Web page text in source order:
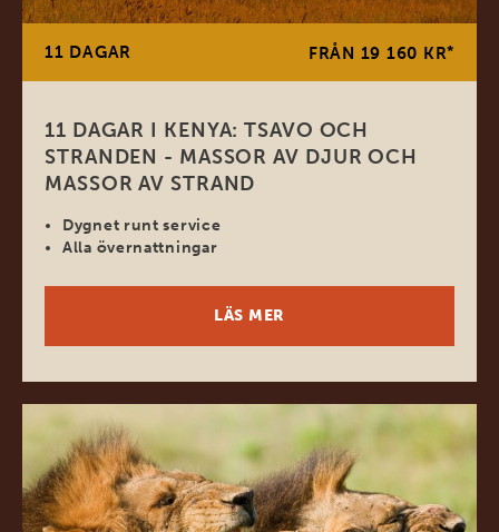
11 DAGAR FRÅN 19 160 KR*
11 DAGAR I KENYA: TSAVO OCH
STRANDEN - MASSOR AV DJUR OCH
MASSOR AV STRAND
Dygnet runt service
Alla övernattningar
LÄS MER